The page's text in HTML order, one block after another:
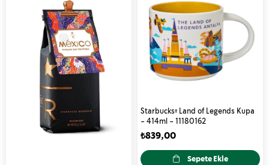
Starbucks® Land of Legends Kupa
- 414ml - 11180162
₺839,00
Sepete Ekle